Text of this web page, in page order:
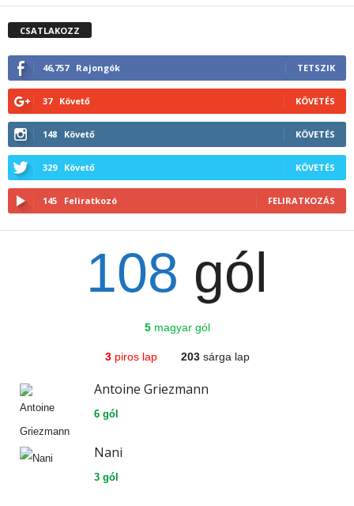
CSATLAKOZZ
46,757 Rajongók TETSZIK
37 Követő KÖVETÉS
148 Követő KÖVETÉS
329 Követő KÖVETÉS
145 Feliratkozó FELIRATKOZÁS
108 gól
5magyar gól
3piros lap 203sárga lap
Antoine Griezmann
6 gól
Nani
3 gól